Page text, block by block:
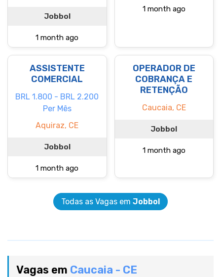
Jobbol
1 month ago
1 month ago
ASSISTENTE
COMERCIAL
BRL 1.800 - BRL 2.200
Per Mês
Aquiraz, CE
Jobbol
1 month ago
OPERADOR DE
COBRANÇA E
RETENÇÃO
Caucaia, CE
Jobbol
1 month ago
Todas as Vagas em Jobbol
Vagas em Caucaia - CE